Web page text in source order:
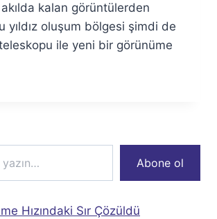
akılda kalan görüntülerden
yıldız oluşum bölgesi şimdi de
teleskopu ile yeni bir görünüme
Abone ol
Hızındaki Sır Çözüldü